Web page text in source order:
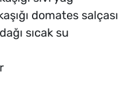
domates salçası
sıcak su